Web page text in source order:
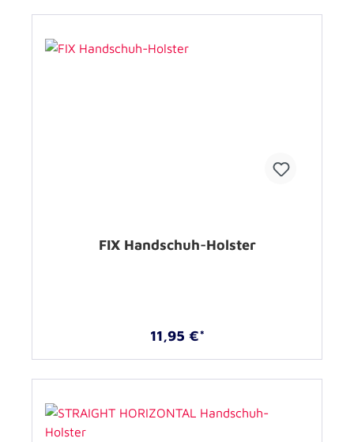
FIX Handschuh-Holster
11,95 €*